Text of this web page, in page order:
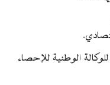
الوطنية للإحصاء